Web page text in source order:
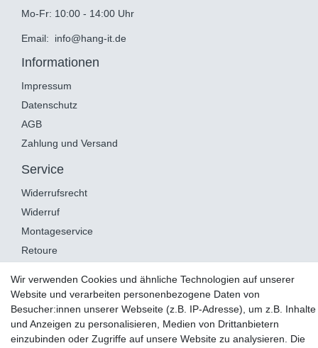
Mo-Fr: 10:00 - 14:00 Uhr
Email: info@hang-it.de
Informationen
Impressum
Datenschutz
AGB
Zahlung und Versand
Service
Widerrufsrecht
Widerruf
Montageservice
Retoure
AUSGEZEICHNET
Kundenbewertungen
SEHR GUT
4.98/ 5.00
Wir verwenden Cookies und ähnliche Technologien auf unserer
Website und verarbeiten personenbezogene Daten von
Besucher:innen unserer Webseite (z.B. IP-Adresse), um z.B. Inhalte
und Anzeigen zu personalisieren, Medien von Drittanbietern
einzubinden oder Zugriffe auf unsere Website zu analysieren. Die